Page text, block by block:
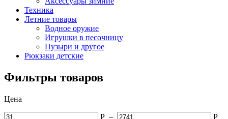
Техника
Летние товары
Водное оружие
Игрушки в песочницу
Пузыри и другое
Рюкзаки детские
Фильтры товаров
Цена
Р – Р